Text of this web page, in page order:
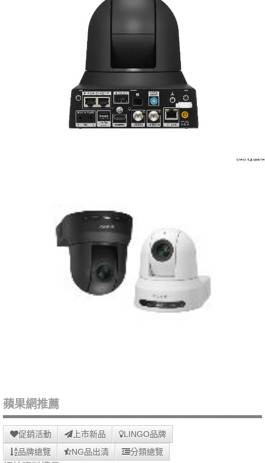
蘋果網推薦
促銷活動 上市新品
LINGO品牌
品牌總覽
NG品出清 分類總覽